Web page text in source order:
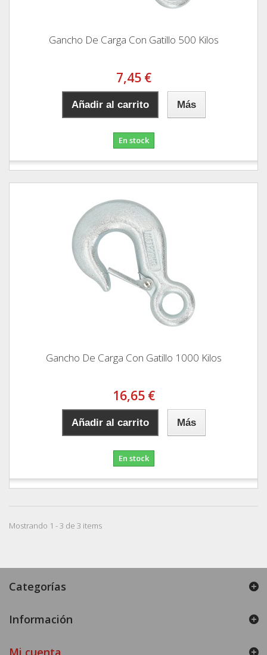
Gancho De Carga Con Gatillo 500 Kilos
7,45 €
Añadir al carrito Más
En stock
Gancho De Carga Con Gatillo 1000 Kilos
16,65 €
Añadir al carrito Más
En stock
Mostrando 1 - 3 de 3 items
Categorías
Información
Mi cuenta